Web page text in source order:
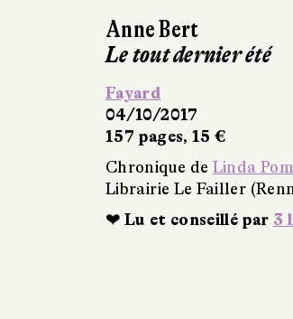
Anne Bert
Le tout dernier été
Fayard
04/10/2017
157 pages, 15 €
Chronique de Linda
Librairie Le Failler
❤ Lu et conseillé par 3